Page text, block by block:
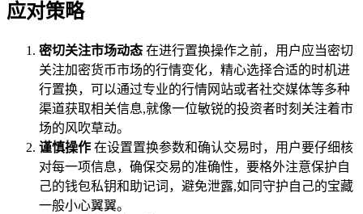
应对策略
密切关注市场动态 在进行置换操作之前，用户应当密切
关注加密货币市场的行情变化，精心选择合适的时机进
行置换，可以通过专业的行情网站或者社交媒体等多种
渠道获取相关信息,就像一位敏锐的投资者时刻关注着市
场的风吹草动。
谨慎操作 在设置置换参数和确认交易时，用户要仔细核
对每一项信息，确保交易的准确性，要格外注意保护自
己的钱包私钥和助记词，避免泄露,如同守护自己的宝藏
一般小心翼翼。